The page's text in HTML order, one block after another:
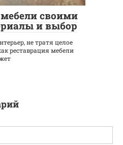
своими
и выбор
не тратя целое
реставрация мебели